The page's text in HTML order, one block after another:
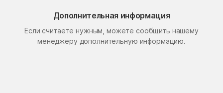
Дополнительная информация
Если считаете нужным, можете сообщить нашему
менеджеру дополнительную информацию.
Поселок Свиблово Поселок Сосновка
посёлок станции
Бронницы
Поселок Терехово